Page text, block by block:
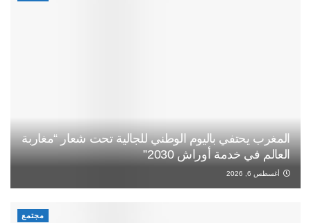
المغرب يحتفي باليوم الوطني للجالية تحت شعار “مغاربة
العالم في خدمة أوراش 2030”
أغسطس 6, 2026
مجتمع